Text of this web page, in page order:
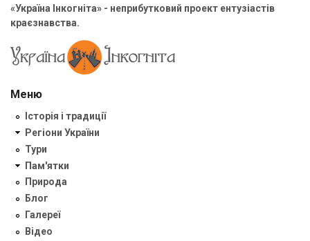
«Україна Інкогніта» - неприбутковий проект ентузіастів
краєзнавства.
Меню
Історія і традиції
Регіони України
Тури
Пам'ятки
Природа
Блог
Галереї
Відео